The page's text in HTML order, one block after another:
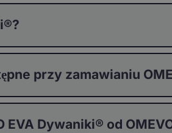
przy zamawianiu
Dywaniki® od